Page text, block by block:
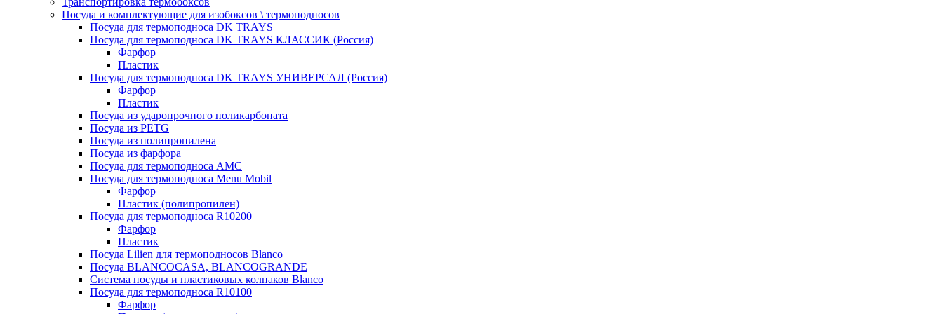
Посуда и комплектующие для изобоксов \ термоподносов
Посуда для термоподноса DK TRAYS
Посуда для термоподноса DK TRAYS КЛАССИК (Россия)
Фарфор
Пластик
Посуда для термоподноса DK TRAYS УНИВЕРСАЛ (Россия)
Фарфор
Пластик
Посуда из ударопрочного поликарбоната
Посуда из PETG
Посуда из полипропилена
Посуда из фарфора
Посуда для термоподноса AMC
Посуда для термоподноса Menu Mobil
Фарфор
Пластик (полипропилен)
Посуда для термоподноса R10200
Фарфор
Пластик
Посуда Lilien для термоподносов Blanco
Посуда BLANCOCASA, BLANCOGRANDE
Система посуды и пластиковых колпаков Blanco
Посуда для термоподноса R10100
Фарфор